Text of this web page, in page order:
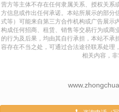
营方等主体不存在任何隶属关系、授权关系
方信息或作出任何承诺。本站所展示的部分
式等）可能来自第三方合作机构或广告展示
构成任何招商、租赁、销售等交易行为或商
的行为及后果，均由其自行承担，本站不承
容存在不当之处，可通过合法途径联系处理
相关内容，非